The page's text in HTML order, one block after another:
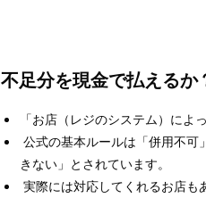
不足分を現金で払えるか
「お店（レジのシステム）によ
公式の基本ルールは「併用不可
きない」とされています。
実際には対応してくれるお店も